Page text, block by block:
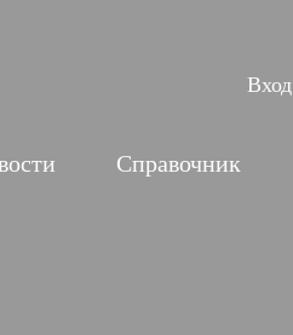
Вход
Справочник